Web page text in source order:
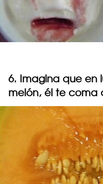
6. Imagina que en
melón, él te coma